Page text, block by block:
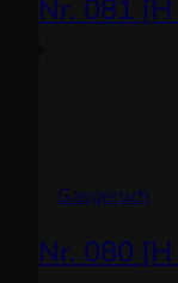
Nr. 081
Gasgeruch
Nr. 080